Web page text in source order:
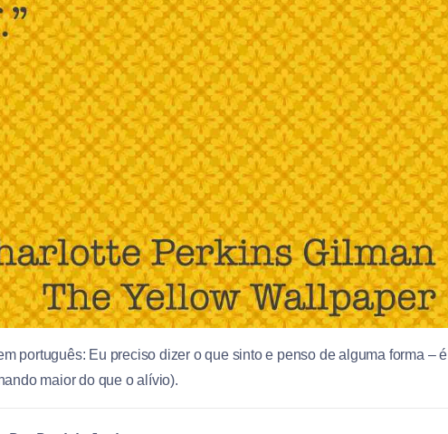
português: Eu preciso dizer o que sinto e penso de alguma forma – é
maior do que o alívio).